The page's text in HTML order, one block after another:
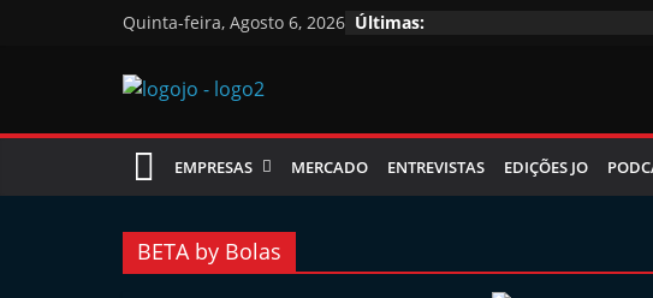
Quinta-feira, Agosto 6, 2026 Últimas:
Jornal
das
Oficinas
EMPRESAS MERCADO ENTREVISTAS EDIÇÕES JO
BETA by Bolas